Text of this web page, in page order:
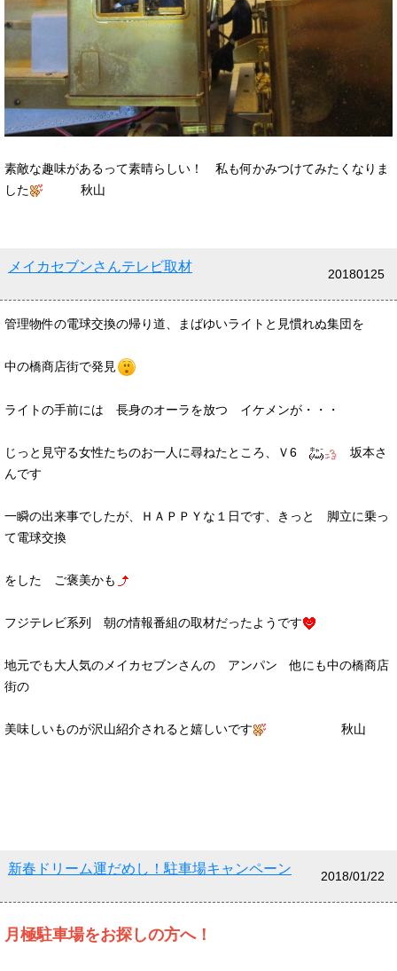
素敵な趣味があるって素晴らしい！ 私も何かみつけてみたくなりま
した
秋山
メイカセブンさんテレビ取材 20180125
管理物件の電球交換の帰り道、まばゆいライトと見慣れぬ集団を
中の橋商店街で発見
ライトの手前には 長身のオーラを放つ イケメンが・・・
じっと見守る女性たちのお一人に尋ねたところ、Ｖ6
坂本さ
んです
一瞬の出来事でしたが、ＨＡＰＰＹな１日です、きっと 脚立に乗っ
て電球交換
をした ご褒美かも
フジテレビ系列 朝の情報番組の取材だったようです
地元でも大人気のメイカセブンさんの アンパン 他にも中の橋商店
街の
美味しいものが沢山紹介されると嬉しいです 秋山
新春ドリーム運だめし！駐車場キャンペーン 2018/01/22
月極駐車場をお探しの方へ！